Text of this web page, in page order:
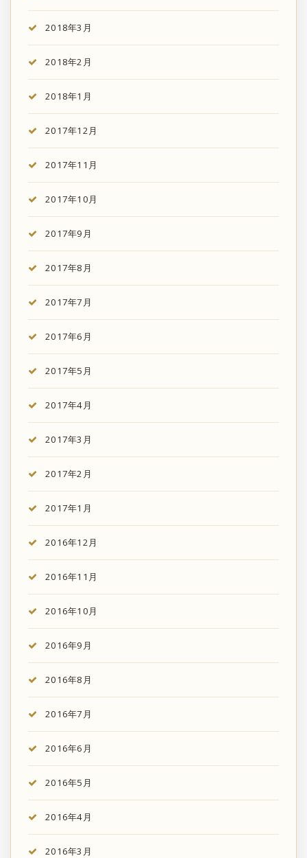
2018年3月
2018年2月
2018年1月
2017年12月
2017年11月
2017年10月
2017年9月
2017年8月
2017年7月
2017年6月
2017年5月
2017年4月
2017年3月
2017年2月
2017年1月
2016年12月
2016年11月
2016年10月
2016年9月
2016年8月
2016年7月
2016年6月
2016年5月
2016年4月
2016年3月